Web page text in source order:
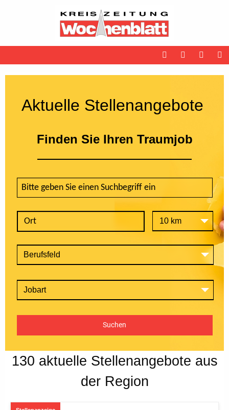
Aktuelle Stellenangebote
Finden Sie Ihren Traumjob
10 km
Berufsfeld
Jobart
Suchen
130 aktuelle Stellenangebote aus
der Region